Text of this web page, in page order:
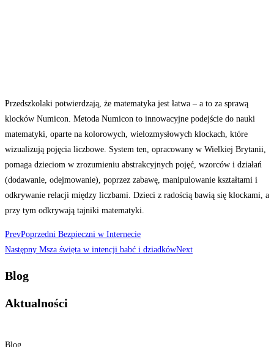
Przedszkolaki potwierdzają, że matematyka jest łatwa – a to za sprawą
klocków Numicon. Metoda Numicon to innowacyjne podejście do nauki
matematyki, oparte na kolorowych, wielozmysłowych klockach, które
wizualizują pojęcia liczbowe. System ten, opracowany w Wielkiej Brytanii,
pomaga dzieciom w zrozumieniu abstrakcyjnych pojęć, wzorców i działań
(dodawanie, odejmowanie), poprzez zabawę, manipulowanie kształtami i
odkrywanie relacji między liczbami. Dzieci z radością bawią się klockami, a
przy tym odkrywają tajniki matematyki.
PrevPoprzedni Bezpieczni w Internecie
Następny Msza święta w intencji babć i dziadkówNext
Blog
Aktualności
Blog